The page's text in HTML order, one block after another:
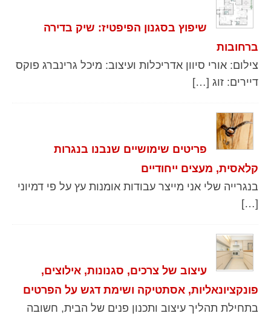
שיפוץ בסגנון הפיפטיז: שיק בדירה
ברחובות
צילום: אורי סיוון אדריכלות ועיצוב: מיכל גרינברג פוקס
דיירים: זוג […]
פריטים שימושיים שנבנו בנגרות
קלאסית, מעצים ייחודיים
בנגרייה שלי אני מייצר עבודות אומנות עץ על פי דמיוני
[…]
עיצוב של צרכים, סגנונות, אילוצים,
פונקציונאליות, אסתטיקה ושימת דגש על הפרטים
בתחילת תהליך עיצוב ותכנון פנים של הבית, חשובה